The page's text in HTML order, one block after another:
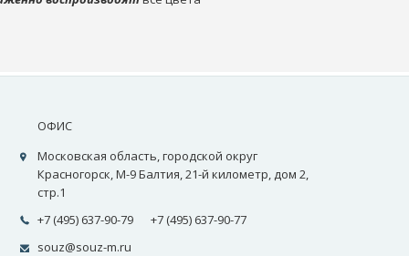
ОФИС
Московская область, городской округ
Красногорск, М-9 Балтия, 21-й километр, дом 2,
стр.1
+7 (495) 637-90-79
+7 (495) 637-90-77
souz@souz-m.ru